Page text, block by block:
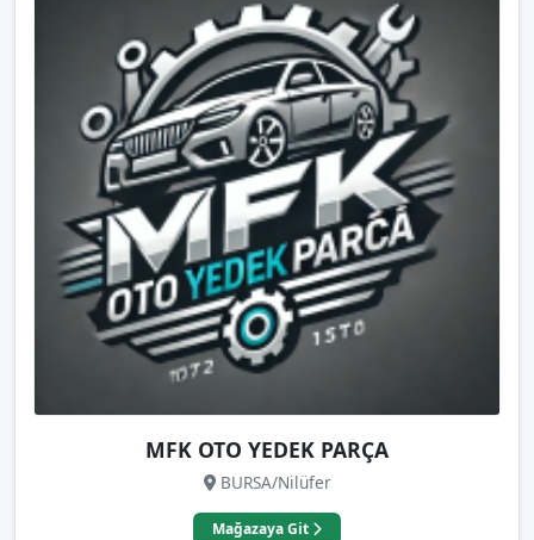
MFK OTO YEDEK PARÇA
BURSA/Nilüfer
Mağazaya Git